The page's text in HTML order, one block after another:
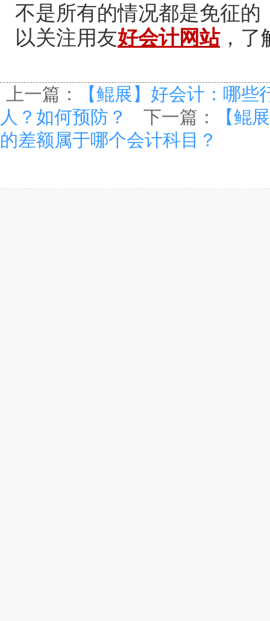
不是所有的情况都是免征
以关注用友好会计网站，了
上一篇：
【鲲展】好会计：哪
人？如何预防？
下一篇：
【鲲
的差额属于哪个会计科目？